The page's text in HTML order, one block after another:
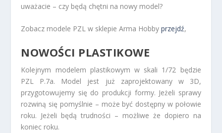
uważacie – czy będą chętni na nowy model?
Zobacz modele PZL w sklepie Arma Hobbyprzejdź,
NOWOŚCI PLASTIKOWE
Kolejnym modelem plastikowym w skali 1/72 będzie
PZL P.7a. Model jest już zaprojektowany w 3D,
przygotowujemy się do produkcji formy. Jeżeli sprawy
rozwiną się pomyślnie – może być dostępny w połowie
roku. Jeżeli będą trudności – możliwe że dopiero na
koniec roku.